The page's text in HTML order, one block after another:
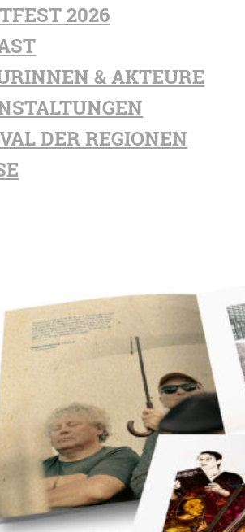
2026
& AKTEURE
DER REGIONEN